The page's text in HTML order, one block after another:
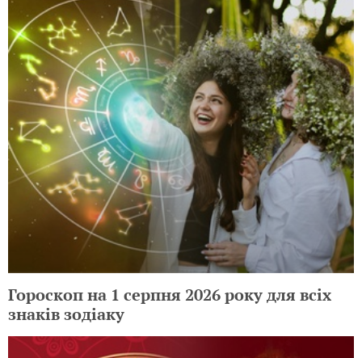
Гороскоп на 1 серпня 2026 року для всіх
знаків зодіаку